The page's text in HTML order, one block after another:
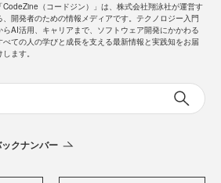
「CodeZine（コードジン）」は、株式会社翔泳社が運営す
、開発者のための情報メディアです。テクノロジー入門
らAI活用、キャリアまで、ソフトウェア開発にかかわる
べての人の学びと成長を支える最新情報と実践知をお届
します。
クナンバー